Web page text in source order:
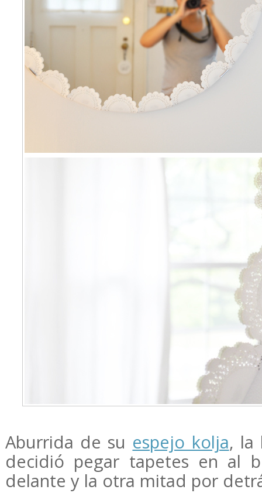
Aburrida de su espejo kolja, la
decidió pegar tapetes en al
delante y la otra mitad por